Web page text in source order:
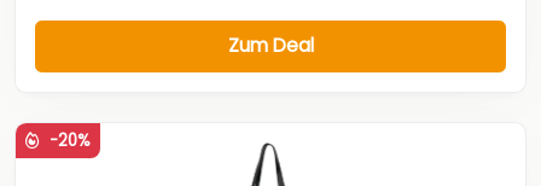
Zum Deal
-20%